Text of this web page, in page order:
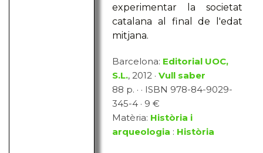
experimentar la societat
catalana al final de l'edat
mitjana.
Barcelona: Editorial UOC,
S.L., 2012 ·Vull saber
88 p. · · ISBN 978-84-9029-
345-4 · 9 €
Matèria: Història i
arqueologia : Història